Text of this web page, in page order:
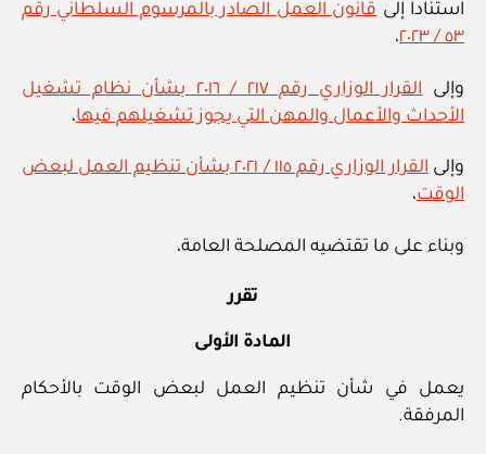
استنادا إلىقانون العمل الصادر بالمرسوم السلطاني رقم
٥٣ / ٢٠٢٣
،
وإلى
القرار الوزاري رقم ٢١٧ / ٢٠١٦ بشأن نظام تشغيل
الأحداث والأعمال والمهن التي يجوز تشغيلهم فيها،
وإلى
القرار الوزاري رقم ١١٥ / ٢٠٢١ بشأن تنظيم العمل لبعض
الوقت،
وبناء على ما تقتضيه المصلحة العامة،
تقرر
المادة الأولى
يعمل في شأن تنظيم العمل لبعض الوقت بالأحكام
المرفقة.